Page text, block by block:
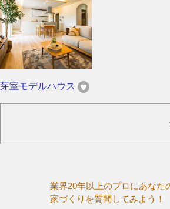
芽室モデルハウス
業界20年以上のプロにあなた
家づくりを質問してみよう！